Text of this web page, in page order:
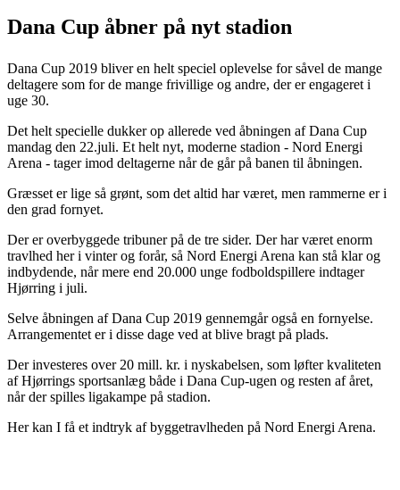
Dana Cup åbner på nyt stadion
Dana Cup 2019 bliver en helt speciel oplevelse for såvel de mange
deltagere som for de mange frivillige og andre, der er engageret i
uge 30.
Det helt specielle dukker op allerede ved åbningen af Dana Cup
mandag den 22.juli. Et helt nyt, moderne stadion - Nord Energi
Arena - tager imod deltagerne når de går på banen til åbningen.
Græsset er lige så grønt, som det altid har været, men rammerne er i
den grad fornyet.
Der er overbyggede tribuner på de tre sider. Der har været enorm
travlhed her i vinter og forår, så Nord Energi Arena kan stå klar og
indbydende, når mere end 20.000 unge fodboldspillere indtager
Hjørring i juli.
Selve åbningen af Dana Cup 2019 gennemgår også en fornyelse.
Arrangementet er i disse dage ved at blive bragt på plads.
Der investeres over 20 mill. kr. i nyskabelsen, som løfter kvaliteten
af Hjørrings sportsanlæg både i Dana Cup-ugen og resten af året,
når der spilles ligakampe på stadion.
Her kan I få et indtryk af byggetravlheden på Nord Energi Arena.